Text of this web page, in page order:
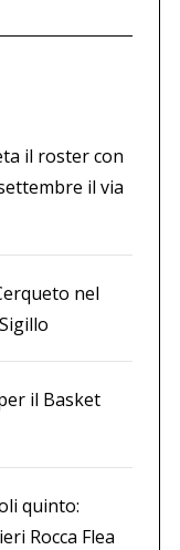
il roster con
il via
nel
il Basket
quinto:
Rocca Flea